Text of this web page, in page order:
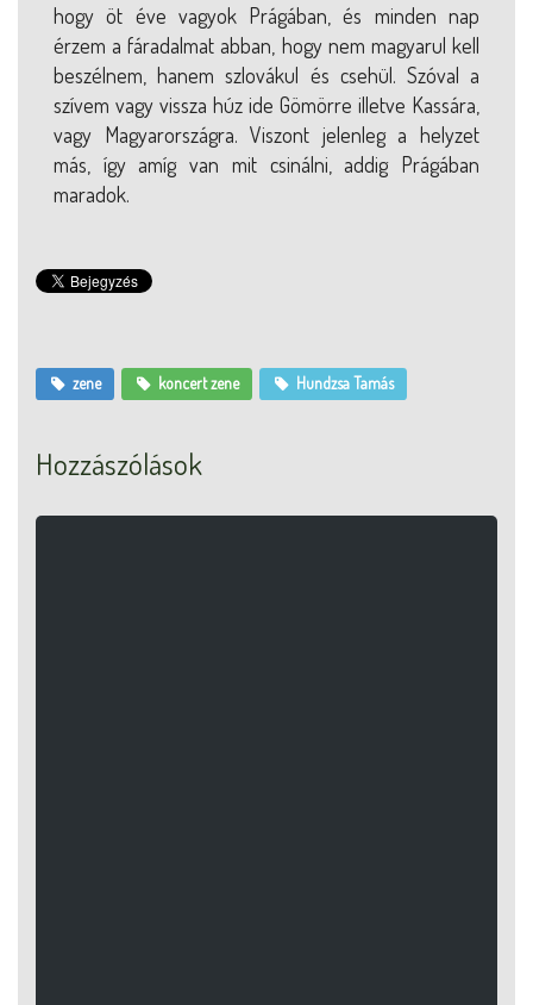
hogy öt éve vagyok Prágában, és minden nap
érzem a fáradalmat abban, hogy nem magyarul kell
beszélnem, hanem szlovákul és csehül. Szóval a
szívem vagy vissza húz ide Gömörre illetve Kassára,
vagy Magyarországra. Viszont jelenleg a helyzet
más, így amíg van mit csinálni, addig Prágában
maradok.
zene koncert zene Hundzsa Tamás
Hozzászólások